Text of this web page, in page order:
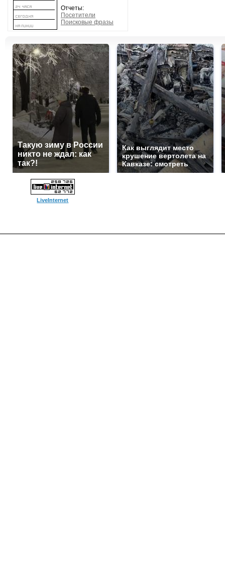
Отчеты:
Посетители
Поисковые фразы
Такую зиму в России
никто не ждал: как
так?!
Как выглядит место
крушение вертолета на
Кавказе: смотреть
LiveInternet